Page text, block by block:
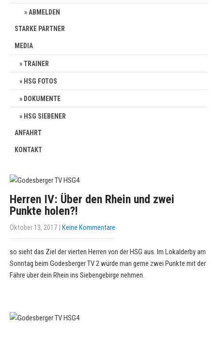
ABMELDEN
STARKE PARTNER
MEDIA
TRAINER
HSG FOTOS
DOKUMENTE
HSG SIEBENER
ANFAHRT
KONTAKT
Herren IV: Über den Rhein und zwei
Punkte holen?!
Oktober 13, 2017 | Keine Kommentare
so sieht das Ziel der vierten Herren von der HSG aus. Im Lokalderby am
Sonntag beim Godesberger TV 2 würde man gerne zwei Punkte mit der
Fähre über dein Rhein ins Siebengebirge nehmen.